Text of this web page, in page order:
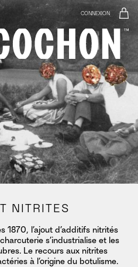
CONNEXION
NITRITES
1870, l’ajout d’additifs nitrités
s’industrialise et les
Le recours aux nitrites
à l’origine du botulisme.